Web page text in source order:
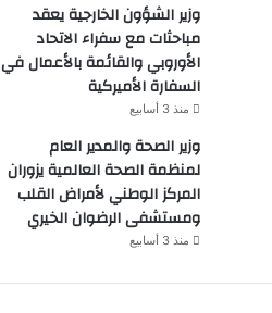
وزير الشؤون الخارجية يعقد
مباحثات مع سفراء الاتحاد
الأوروبي والقائمة بالأعمال في
السفارة الأميركية
منذ 3 أسابيع
وزير الصحة والمدير العام
لمنظمة الصحة العالمية يزوران
المركز الوطني لأمراض القلب
ومستشفى الرضوان الخيري
منذ 3 أسابيع